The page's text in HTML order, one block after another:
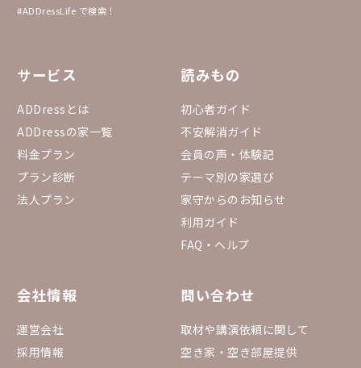
#ADDressLife で検索！
サービス
ADDressとは
ADDressの家一覧
料金プラン
プラン診断
法人プラン
読みもの
初心者ガイド
不安解消ガイド
会員の声・体験記
テーマ別の家選び
家守からのお知らせ
利用ガイド
FAQ・ヘルプ
会社情報
運営会社
採用情報
問い合わせ
取材や講演依頼に関して
空き家・空き部屋提供